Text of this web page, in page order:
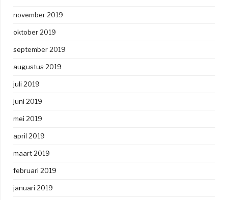
november 2019
oktober 2019
september 2019
augustus 2019
juli 2019
juni 2019
mei 2019
april 2019
maart 2019
februari 2019
januari 2019